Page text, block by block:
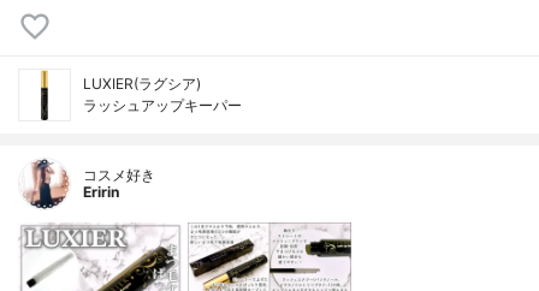
LUXIER(ラグシア)
ラッシュアップキーパー
コスメ好き
Eririn